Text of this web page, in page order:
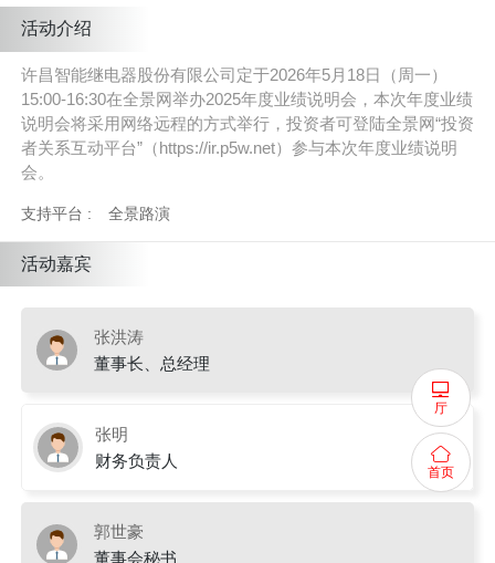
活动介绍
许昌智能继电器股份有限公司定于2026年5月18日（周一）
15:00-16:30在全景网举办2025年度业绩说明会，本次年度业绩
说明会将采用网络远程的方式举行，投资者可登陆全景网“投资
者关系互动平台”（https://ir.p5w.net）参与本次年度业绩说明
会。
支持平台 : 全景路演
活动嘉宾
张洪涛
董事长、总经理
张明
财务负责人
郭世豪
董事会秘书
厅
首页